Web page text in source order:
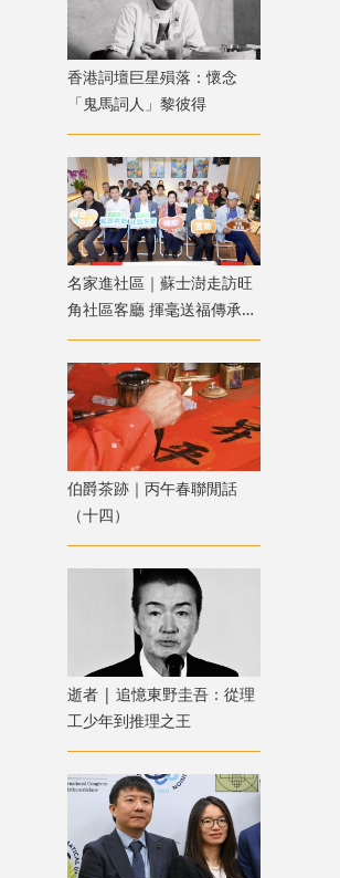
香港詞壇巨星殞落：懷念
「鬼馬詞人」黎彼得
名家進社區｜蘇士澍走訪旺
角社區客廳 揮毫送福傳承中
華書藝
伯爵茶跡｜丙午春聯閒話
（十四）
逝者 | 追憶東野圭吾：從理
工少年到推理之王